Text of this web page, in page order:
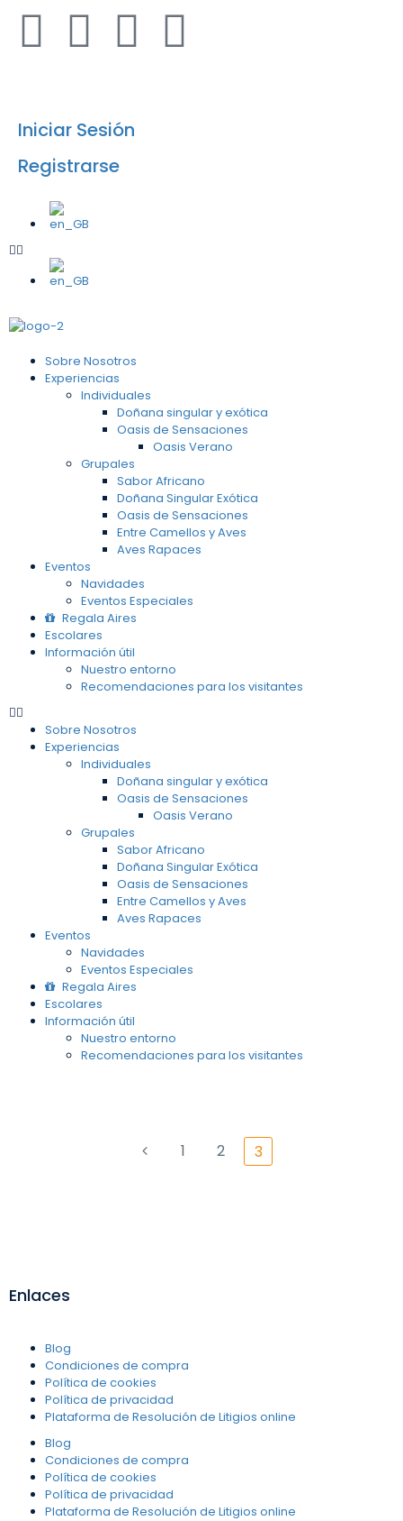
Iniciar Sesión
Registrarse
Sobre Nosotros
Experiencias
Individuales
Doñana singular y exótica
Oasis de Sensaciones
Oasis Verano
Grupales
Sabor Africano
Doñana Singular Exótica
Oasis de Sensaciones
Entre Camellos y Aves
Aves Rapaces
Eventos
Navidades
Eventos Especiales
Regala Aires
Escolares
Información útil
Nuestro entorno
Recomendaciones para los visitantes
Sobre Nosotros
Experiencias
Individuales
Doñana singular y exótica
Oasis de Sensaciones
Oasis Verano
Grupales
Sabor Africano
Doñana Singular Exótica
Oasis de Sensaciones
Entre Camellos y Aves
Aves Rapaces
Eventos
Navidades
Eventos Especiales
Regala Aires
Escolares
Información útil
Nuestro entorno
Recomendaciones para los visitantes
1 2 3
Enlaces
Blog
Condiciones de compra
Política de cookies
Política de privacidad
Plataforma de Resolución de Litigios online
Blog
Condiciones de compra
Política de cookies
Política de privacidad
Plataforma de Resolución de Litigios online